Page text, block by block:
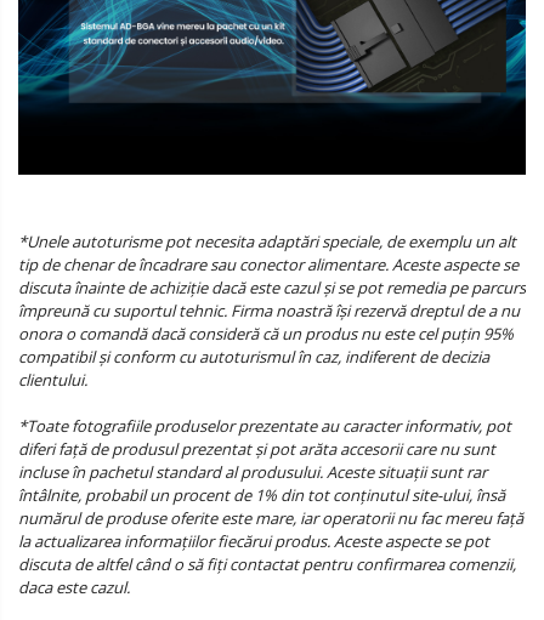
*Unele autoturisme pot necesita adaptări speciale, de exemplu un alt
tip de chenar de încadrare sau conector alimentare. Aceste aspecte se
discuta înainte de achiziție dacă este cazul și se pot remedia pe parcurs
împreună cu suportul tehnic. Firma noastră își rezervă dreptul de a nu
onora o comandă dacă consideră că un produs nu este cel puțin 95%
compatibil și conform cu autoturismul în caz, indiferent de decizia
clientului.
*Toate fotografiile produselor prezentate au caracter informativ, pot
diferi față de produsul prezentat și pot arăta accesorii care nu sunt
incluse în pachetul standard al produsului. Aceste situații sunt rar
întâlnite, probabil un procent de 1% din tot conținutul site-ului, însă
numărul de produse oferite este mare, iar operatorii nu fac mereu față
la actualizarea informațiilor fiecărui produs. Aceste aspecte se pot
discuta de altfel când o să fiți contactat pentru confirmarea comenzii,
daca este cazul.